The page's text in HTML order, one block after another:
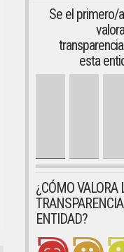
Se el primero/
esta
¿CÓMO VALORA
ENTIDAD?